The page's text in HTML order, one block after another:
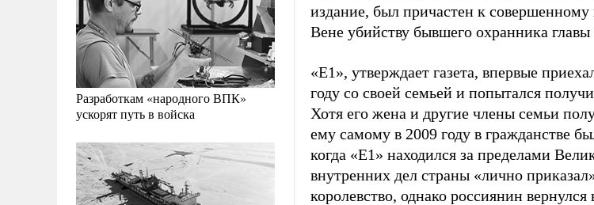
Разработкам «народного ВПК»
ускорят путь в войска
издание, был причастен к совершенному
Вене убийству бывшего охранника
«E1», утверждает газета, впервые
году со своей семьей и попытался
Хотя его жена и другие члены семьи
ему самому в 2009 году в гражданстве
когда «E1» находился за пределами
внутренних дел страны «лично
королевство, однако россиянин